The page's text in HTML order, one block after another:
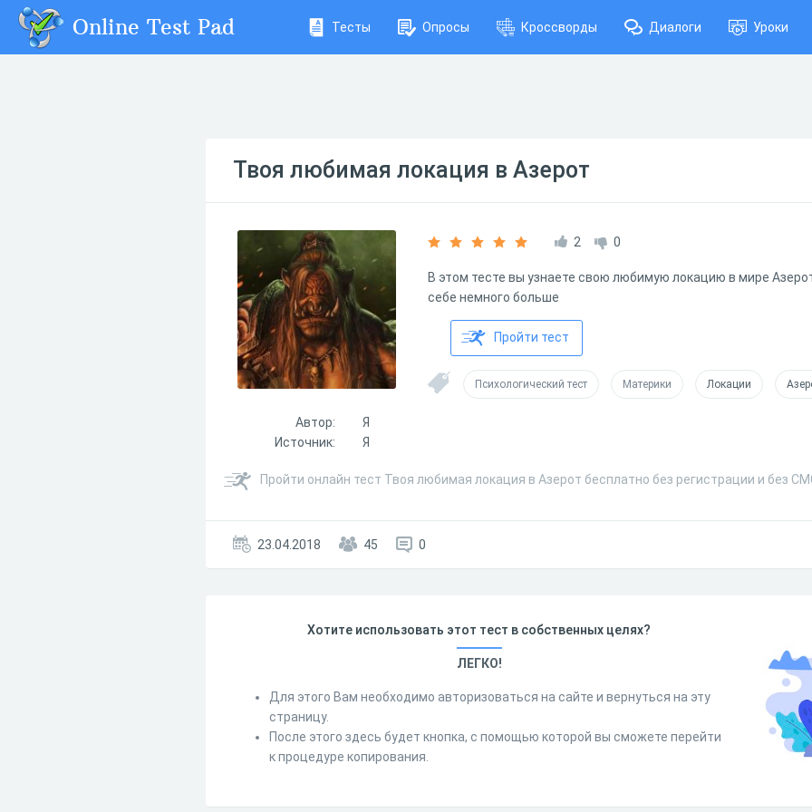
Online Test Pad Тесты Опросы Кроссворды Диалоги Уроки
Твоя любимая локация в Азерот
2 0
В этом тесте вы узнаете свою любимую локацию в мире
себе немного больше
Пройти тест
Психологический тест Материки Локации
Автор:
Я
Источник:
Я
Пройти онлайн тест Твоя любимая локация в Азерот бесплатно без регистрации и без
23.04.2018 45 0
Хотите использовать этот тест в собственных целях?
ЛЕГКО!
Для этого Вам необходимо авторизоваться на сайте и вернуться на эту
страницу.
После этого здесь будет кнопка, с помощью которой вы сможете перейти
к процедуре копирования.